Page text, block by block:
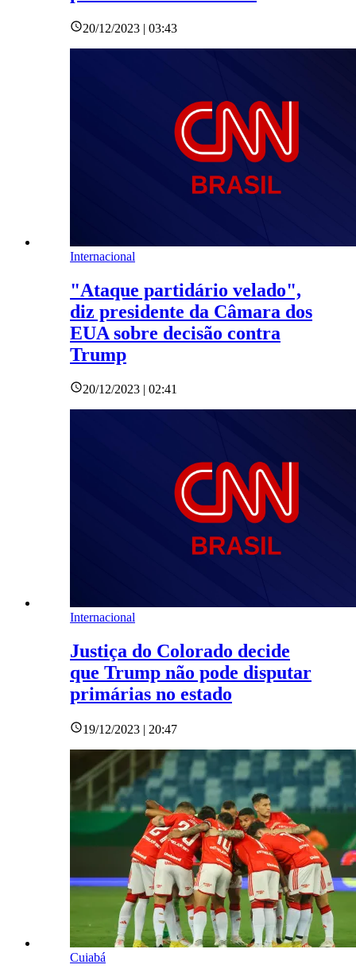
20/12/2023 | 03:43
Internacional
"Ataque partidário velado",
diz presidente da Câmara dos
EUA sobre decisão contra
Trump
20/12/2023 | 02:41
Internacional
Justiça do Colorado decide
que Trump não pode disputar
primárias no estado
19/12/2023 | 20:47
Cuiabá